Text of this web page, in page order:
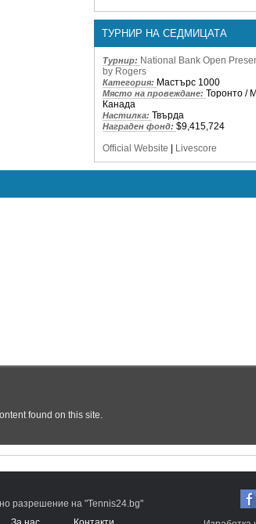
ТУРНИР НА СЕДМИЦАТА
Турнир: National Bank Open
by Rogers
Категория: Мастърс 1000
Място на провеждане: Торонто /
Канада
Настилка: Твърда
Награден фонд: $9,415,724
Official Website | Livescore
разрешение на "Tennis24.bg"